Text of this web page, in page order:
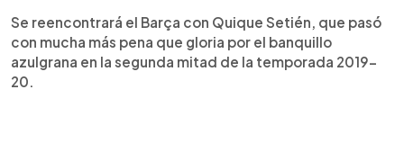
Se reencontrará el Barça con Quique Setién, que pasó
con mucha más pena que gloria por el banquillo
azulgrana en la segunda mitad de la temporada 2019-
20.